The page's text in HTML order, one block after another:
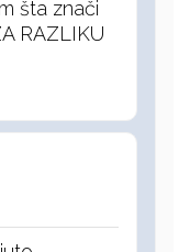
šta znači
RAZLIKU